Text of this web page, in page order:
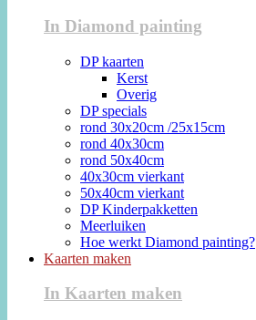
In Diamond painting
DP kaarten
Kerst
Overig
DP specials
rond 30x20cm /25x15cm
rond 40x30cm
rond 50x40cm
40x30cm vierkant
50x40cm vierkant
DP Kinderpakketten
Meerluiken
Hoe werkt Diamond painting?
Kaarten maken
In Kaarten maken